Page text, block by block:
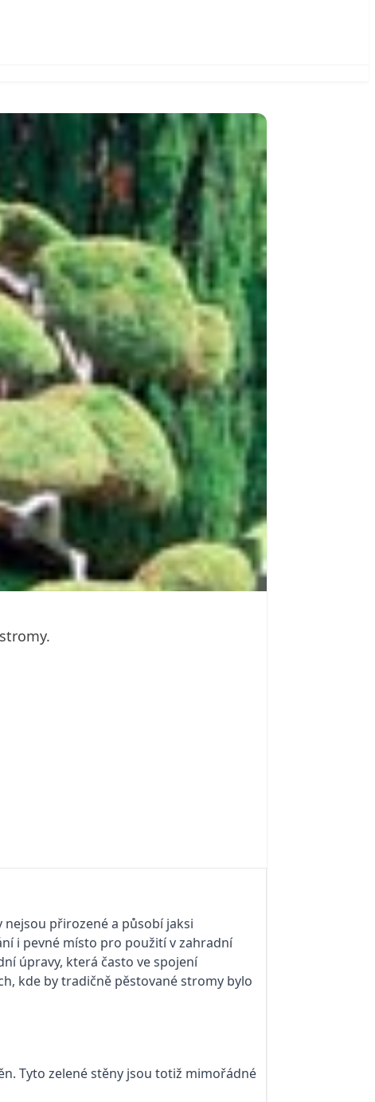
přirozené a působí jaksi
i pevné místo pro použití v zahradní
úpravy, která často ve spojení
kde by tradičně pěstované stromy bylo
Ty­to zelené stěny jsou totiž mimořádné